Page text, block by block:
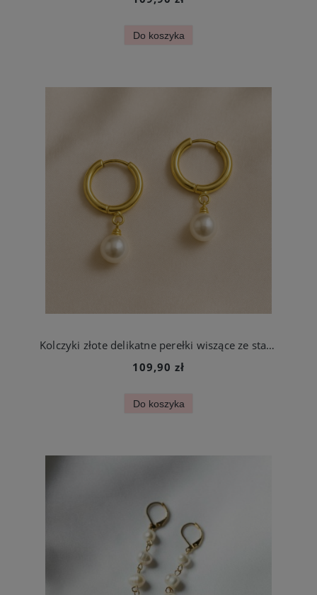
Do koszyka
Kolczyki złote delikatne perełki wiszące ze stali szlachetnej
109,90 zł
Do koszyka